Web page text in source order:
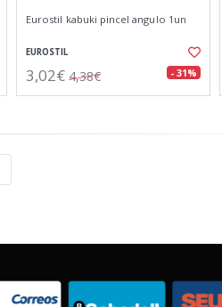
Eurostil kabuki pincel angulo 1un
EUROSTIL
3,02€ 4,38€ - 31%